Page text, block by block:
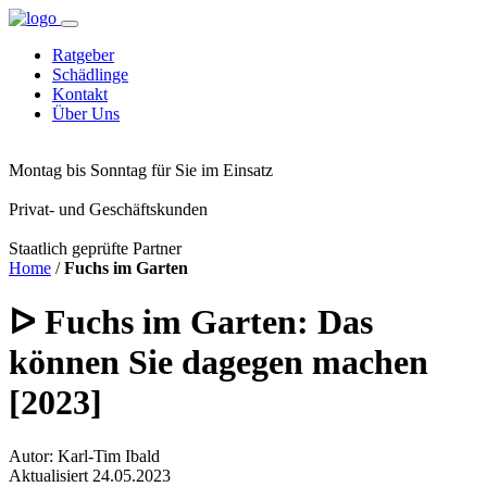
Ratgeber
Schädlinge
Kontakt
Über Uns
Montag bis Sonntag für Sie im Einsatz
Privat- und Geschäftskunden
Staatlich geprüfte Partner
Home /Fuchs im Garten
ᐅ Fuchs im Garten: Das
können Sie dagegen machen
[2023]
Autor: Karl-Tim Ibald
Aktualisiert 24.05.2023